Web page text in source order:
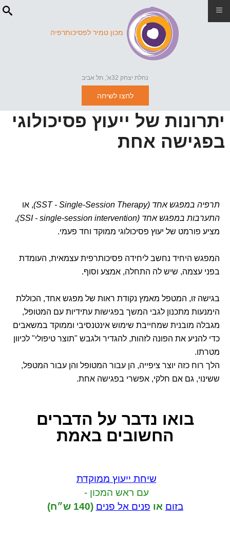
מכון טמיר לפסיכותרפיה
נחלת יצחק 32א', תל אביב
לחצו לשיחה
יתרונות של ייעוץ פסיכולוגי
בפגישה אחת
תרפיה במפגש אחד (SST - Single-Session Therapy)
, או
התערבות במפגש אחד (
SSI - single-session intervention)
,
מציע פורמט של יעוץ פסיכולוגי ממוקד וחד פעמי.
המפגש היחיד נחשב ליחידה פסיכותרפית עצמאית, העומדת
בפני עצמה, שיש לה התחלה, אמצע וסוף.
בגישה זו, המטפל מאמץ נקודת ראות של מפגש אחד, הכוללת
הימנעות מתכנון לגבי המשך בפגישות עתידיות עם המטופל,
מגבלה מובנית שמחייבת שימוש אינטנסיבי וממוקד במשאבים
כדי להניע את הפונה לזהות, להגדיר ולגבש "תוצר טיפולי" לכיוון
מטרתו.
הלך רוח כזה יוצר ציפייה, הן עבור המטופל והן עבור המטפל,
ששינוי, גם אם חלקי, אפשרי בפגישה אחת.
בואו נדבר על הדברים
החשובים באמת
שיחת ייעוץ ממוקדת
עם ראש המכון -
בזום או פנים אל פנים (140 ש״ח)
≡